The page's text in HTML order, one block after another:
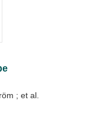
; et al.